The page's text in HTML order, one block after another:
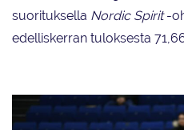
suorituksella Nordic Spirit-
edelliskerran tuloksesta